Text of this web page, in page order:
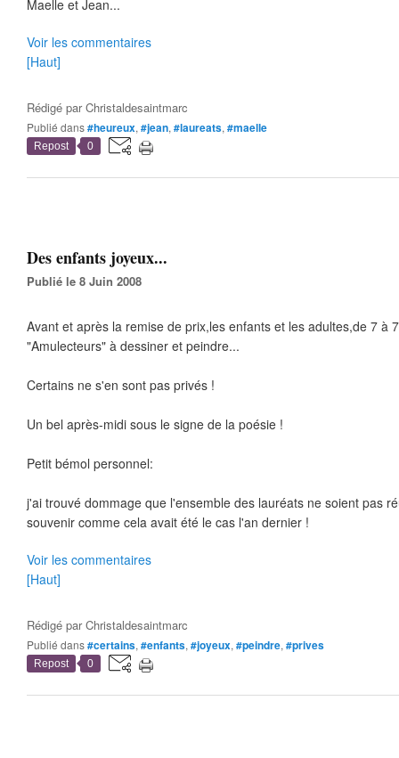
Maelle et Jean...
Voir les commentaires
[Haut]
Rédigé parChristaldesaintmarc
Publié dans#heureux, #jean, #laureats, #maelle
Repost 0
Des enfants joyeux...
Publié le 8 Juin 2008
Avant et après la remise de prix,les enfants et les adultes,de 7 à
"Amulecteurs" à dessiner et peindre...
Certains ne s'en sont pas privés !
Un bel après-midi sous le signe de la poésie !
Petit bémol personnel:
j'ai trouvé dommage que l'ensemble des lauréats ne soient pas
souvenir comme cela avait été le cas l'an dernier !
Voir les commentaires
[Haut]
Rédigé parChristaldesaintmarc
Publié dans#certains, #enfants, #joyeux, #peindre, #prives
Repost 0